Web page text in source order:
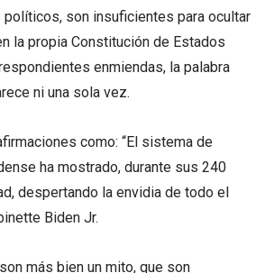
son insuficientes para ocultar
la propia Constitución de Estados
enmiendas, la palabra
ni una sola vez.
como: “El sistema de
ha mostrado, durante sus 240
despertando la envidia de todo el
Biden Jr.
más bien un mito, que son